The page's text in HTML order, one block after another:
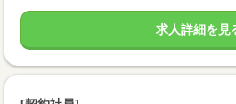
求人詳細を見